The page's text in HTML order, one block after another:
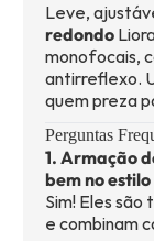
Leve,
redondo
monofocais,
antirreflexo.
quem preza
Perguntas
1. Armação
bem no
Sim! Eles
e combinam